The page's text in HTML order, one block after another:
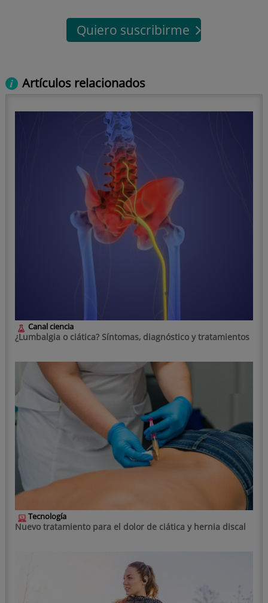
Quiero suscribirme
Artículos relacionados
Canal ciencia
¿Lumbalgia o ciática? Síntomas, diagnóstico y tratamientos
Tecnología
Nuevo tratamiento para el dolor de ciática y hernia discal